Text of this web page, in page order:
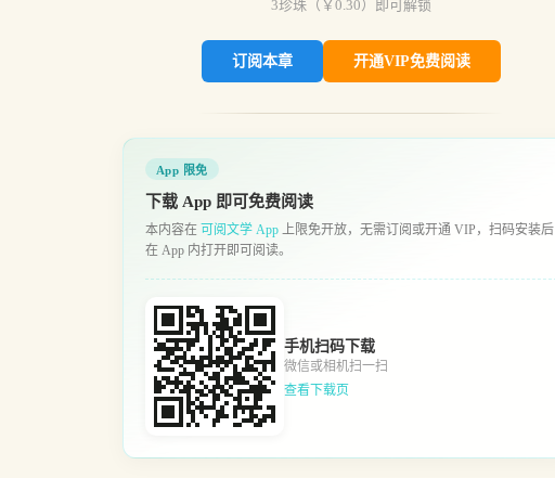
3珍珠（￥ 0.30）即可解锁
订阅本章 开通VIP免费阅读
App 限免
下载 App 即可免费阅读
本内容在 可阅文学 App 上限免开放，无需订阅或开通 VIP，扫码安装后
在 App 内打开即可阅读。
手机扫码下载
微信或相机扫一扫
查看下载页